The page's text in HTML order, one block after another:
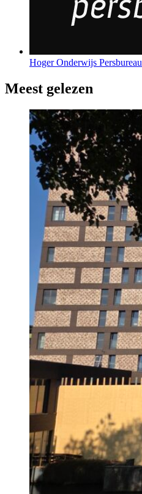
Hoger Onderwijs Persbureau
Meest gelezen